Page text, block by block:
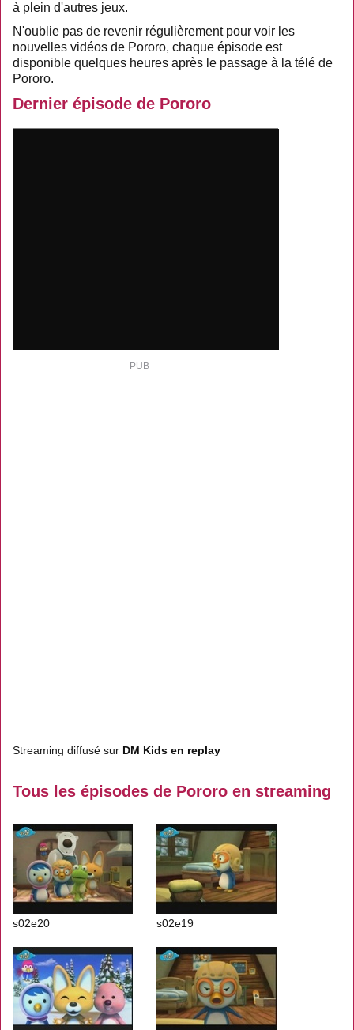
à plein d'autres jeux.
N'oublie pas de revenir régulièrement pour voir les
nouvelles vidéos de Pororo, chaque épisode est
disponible quelques heures après le passage à la télé de
Pororo.
Dernier épisode de Pororo
Streaming diffusé sur DM Kids en replay
Tous les épisodes de Pororo en streaming
s02e20 s02e19